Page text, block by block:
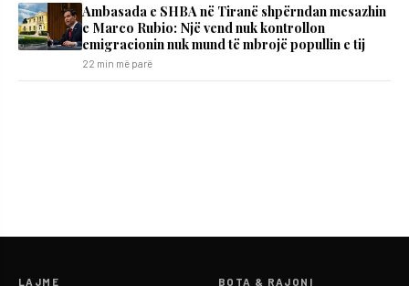
Ambasada e SHBA në Tiranë shpërndan mesazhin
e Marco Rubio: Një vend nuk kontrollon
emigracionin nuk mund të mbrojë popullin e tij
22 min më parë
LAJME BOTA & RAJONI